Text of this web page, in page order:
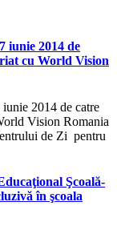
iunie 2014 de
cu World Vision
2014 de catre
Vision Romania
de Zi pentru
Şcoală-
în şcoala